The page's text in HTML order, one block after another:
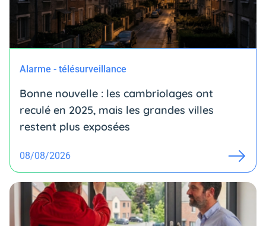
Alarme - télésurveillance
Bonne nouvelle : les cambriolages ont
reculé en 2025, mais les grandes villes
restent plus exposées
08/08/2026